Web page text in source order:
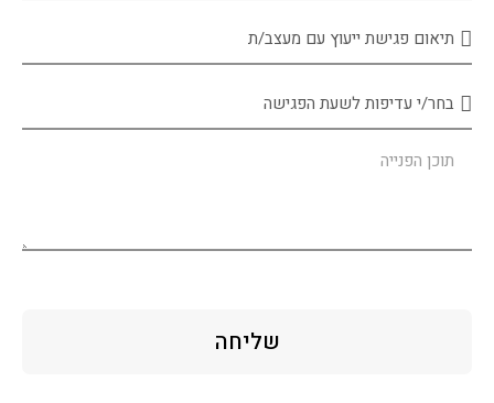
שליחה